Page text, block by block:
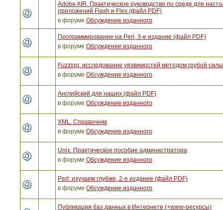
Adobe AIR. Практическое руководство по среде для
приложений Flash и Flex (файл PDF)
в форуме Обсуждение изданного
Программирование на Perl, 3-е издание (файл PDF)
в форуме Обсуждение изданного
Fuzzing: исследование уязвимостей методом грубой
в форуме Обсуждение изданного
Английский для наших (файл PDF)
в форуме Обсуждение изданного
XML. Справочник
в форуме Обсуждение изданного
Unix. Практическое пособие администратора
в форуме Обсуждение изданного
Perl: изучаем глубже, 2-е издание (файл PDF)
в форуме Обсуждение изданного
Публикация баз данных в Интернете (+www-ресурсы)